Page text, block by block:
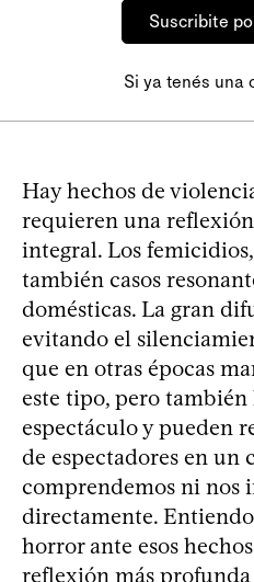
Suscribite
Si ya tenés una
Hay hechos de
requieren una
integral. Los
también casos
domésticas. La gran
evitando el
que en otras épocas
este tipo, pero
espectáculo y pueden
de espectadores en un
comprendemos ni nos
directamente.
horror ante esos
reflexión más